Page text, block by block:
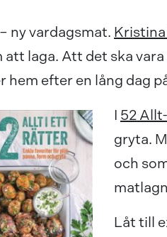
ny vardagsmat.
att laga. Att det ska
hem efter en lång dag
I 52
gryta.
och
Låt till